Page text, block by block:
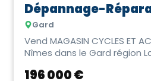
Dépannage-
Gard
Vend MAGASIN CYCLES ET
Nîmes dans le Gard région
196 000 €